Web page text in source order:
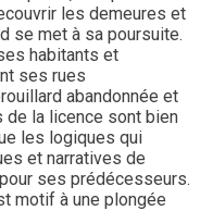
les demeures et
se met à sa poursuite.
habitants et
ses rues
abandonnée et
la licence sont bien
les logiques qui
et narratives de
ses prédécesseurs.
motif à une plongée